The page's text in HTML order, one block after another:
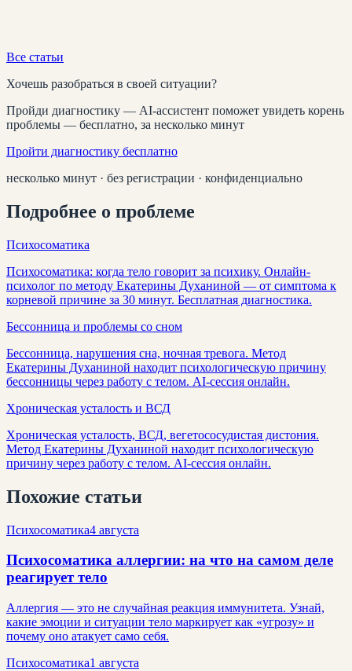
Все статьи
Хочешь разобраться в своей ситуации?
Пройди диагностику — AI-ассистент поможет увидеть корень
проблемы — бесплатно, за несколько минут
Пройти диагностику бесплатно
несколько минут · без регистрации · конфиденциально
Подробнее о проблеме
Психосоматика
Психосоматика: когда тело говорит за психику. Онлайн-
психолог по методу Екатерины Духаниной — от симптома к
корневой причине за 30 минут. Бесплатная диагностика.
Бессонница и проблемы со сном
Бессонница, нарушения сна, ночная тревога. Метод
Екатерины Духаниной находит психологическую причину
бессонницы через работу с телом. AI-сессия онлайн.
Хроническая усталость и ВСД
Хроническая усталость, ВСД, вегетососудистая дистония.
Метод Екатерины Духаниной находит психологическую
причину через работу с телом. AI-сессия онлайн.
Похожие статьи
Психосоматика4 августа
Психосоматика аллергии: на что на самом деле
реагирует тело
Аллергия — это не случайная реакция иммунитета. Узнай,
какие эмоции и ситуации тело маркирует как «угрозу» и
почему оно атакует само себя.
Психосоматика1 августа